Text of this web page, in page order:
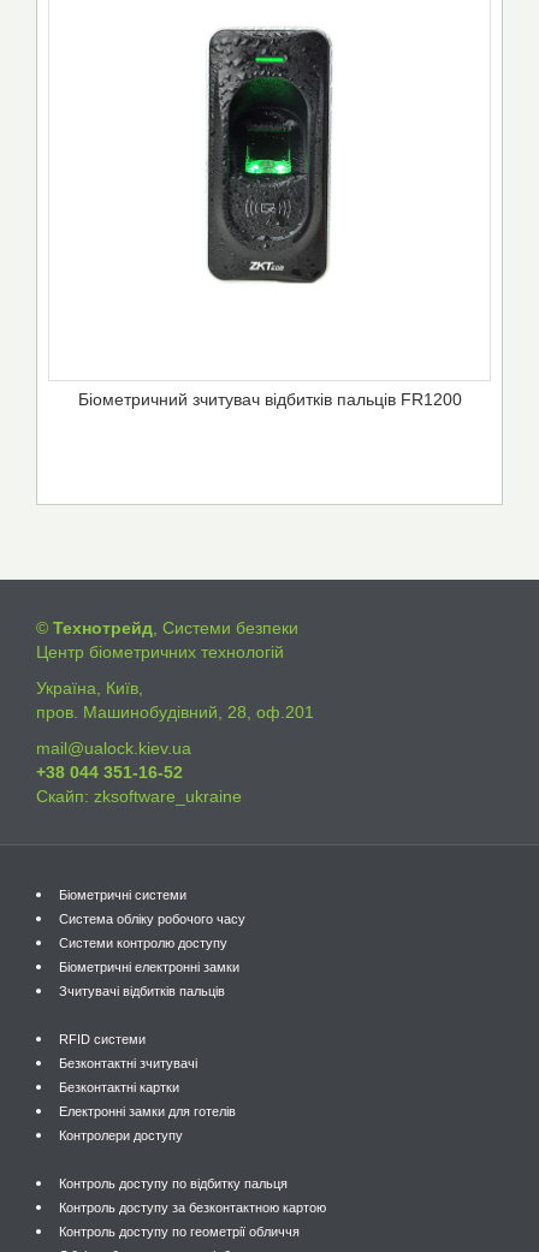
Біометричний зчитувач відбитків пальців FR1200
© Технотрейд , Системи безпеки
Центр біометричних технологій
Україна, Київ,
пров. Машинобудівний, 28, оф.201
mail@ualock.kiev.ua
+38 044 351-16-52
Скайп: zksoftware_ukraine
Біометричні системи
Система обліку робочого часу
Системи контролю доступу
Біометричні електронні замки
Зчитувачі відбитків пальців
RFID системи
Безконтактні зчитувачі
Безконтактні картки
Електронні замки для готелів
Контролери доступу
Контроль доступу по відбитку пальця
Контроль доступу за безконтактною картою
Контроль доступу по геометрії обличчя